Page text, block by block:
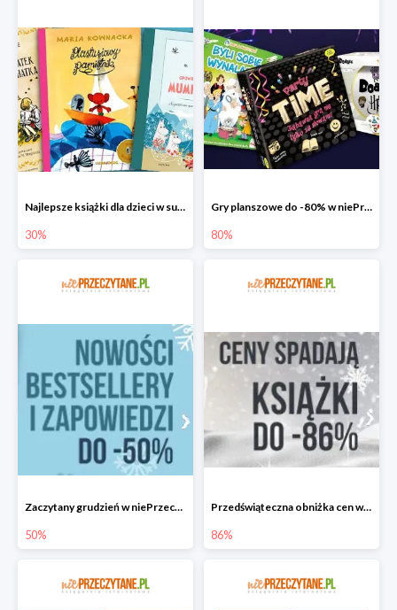
Najlepsze książki dla dzieci w super cenie w niePrzeczytane.pl
30%
Gry planszowe do -80% w niePrzeczytane.pl
80%
Zaczytany grudzień w niePrzeczytane.pl do -50%
50%
Przedświąteczna obniżka cen w niePrzeczytane.pl do -86%
86%